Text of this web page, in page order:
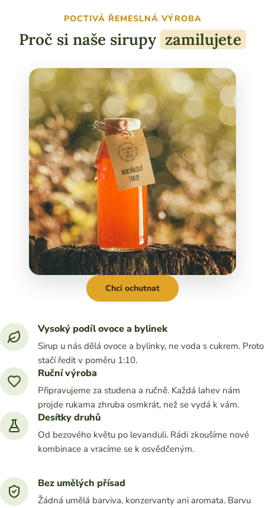
POCTIVÁ ŘEMESLNÁ VÝROBA
Proč si naše sirupy zamilujete
Vysoký podíl ovoce a bylinek
Sirup u nás dělá ovoce a bylinky, ne voda s cukrem. Proto
stačí ředit v poměru 1:10.
Ruční výroba
Připravujeme za studena a ručně. Každá lahev nám
projde rukama zhruba osmkrát, než se vydá k vám.
Desítky druhů
Od bezového květu po levanduli. Rádi zkoušíme nové
kombinace a vracíme se k osvědčeným.
Chci ochutnat
Bez umělých přísad
Žádná umělá barviva, konzervanty ani aromata. Barvu